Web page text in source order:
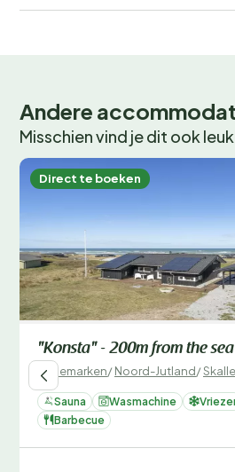
Andere
Misschien vind je dit ook leuk
Direct te boeken
"Konsta" - 200m from the sea
Denemarken/Noord-Jutland/
Sauna Wasmachine
Barbecue